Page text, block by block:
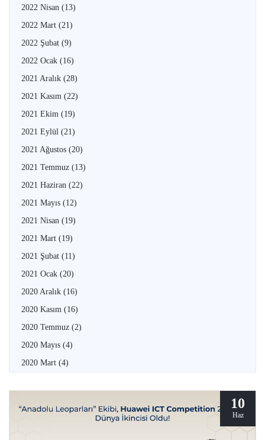
2022 Nisan (13)
2022 Mart (21)
2022 Şubat (9)
2022 Ocak (16)
2021 Aralık (28)
2021 Kasım (22)
2021 Ekim (19)
2021 Eylül (21)
2021 Ağustos (20)
2021 Temmuz (13)
2021 Haziran (22)
2021 Mayıs (12)
2021 Nisan (19)
2021 Mart (19)
2021 Şubat (11)
2021 Ocak (20)
2020 Aralık (16)
2020 Kasım (16)
2020 Temmuz (2)
2020 Mayıs (4)
2020 Mart (4)
10
Haz